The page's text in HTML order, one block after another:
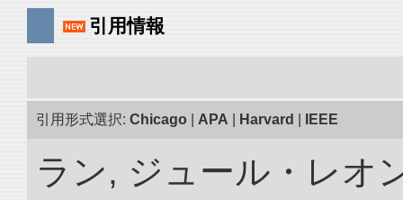
引用情報
引用形式選択: Chicago APA Harvard IEEE
ラン, ジュール・レオ